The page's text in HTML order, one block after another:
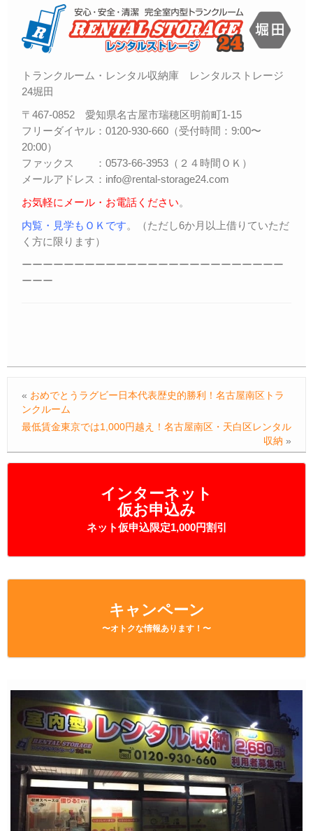
インターネット
仮お申込み
ネット仮申込限定1,000円割引
キャンペーン
〜オトクな情報あります！〜
トランクルーム・レンタル収納庫 レンタルストレージ
24堀田
〒467-0852 愛知県名古屋市瑞穂区明前町1-15
フリーダイヤル：0120-930-660（受付時間：9:00〜
20:00）
ファックス ：0573-66-3953（２４時間ＯＫ）
メールアドレス：info@rental-storage24.com
お気軽にメール・お電話ください。
内覧・見学もＯＫです。（ただし6か月以上借りていただ
く方に限ります）
ーーーーーーーーーーーーーーーーーーーーーーーーー
ーーー
« おめでとうラグビー日本代表歴史的勝利！名古屋南区トラ
ンクルーム
最低賃金東京では1,000円越え！名古屋南区・天白区レンタル
収納 »